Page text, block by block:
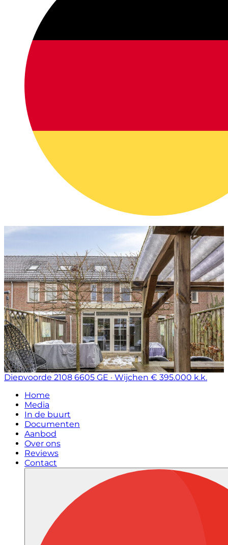
Diepvoorde 2108 6605 GE · Wijchen € 395.000 k.k.
Home
Media
In de buurt
Documenten
Aanbod
Over ons
Reviews
Contact